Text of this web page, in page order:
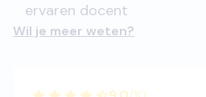
ervaren docent
Wil je meer weten?